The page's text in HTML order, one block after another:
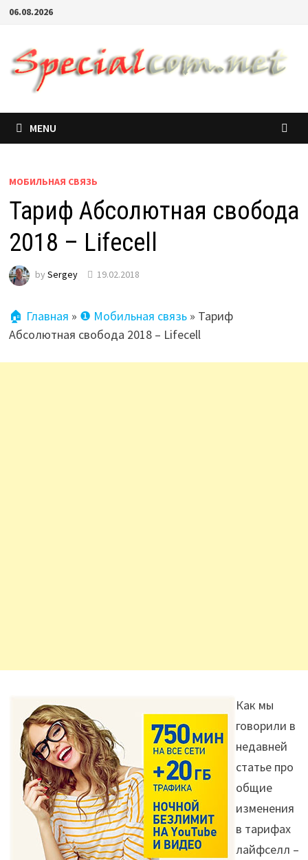
06.08.2026
MENU
МОБИЛЬНАЯ СВЯЗЬ
Тариф Абсолютная свобода
2018 – Lifecell
by Sergey 19.02.2018
🏠 Главная » ❶ Мобильная связь» Тариф
Абсолютная свобода 2018 – Lifecell
Как мы
говорили в
недавней
статье про
общие
изменения
в тарифах
лайфселл –